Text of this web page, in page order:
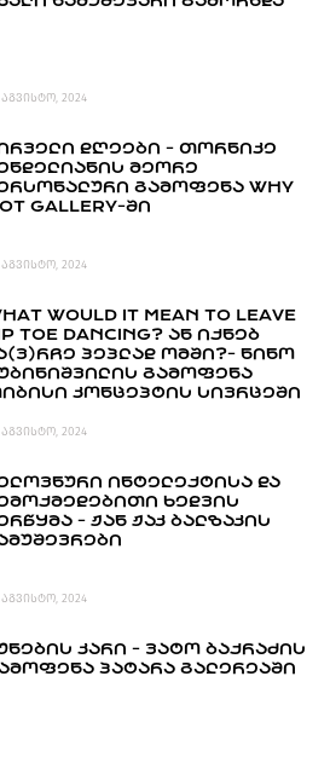
2024
ᲓᲦᲔᲔᲑᲘ - ᲗᲝᲠᲜᲘᲙᲔ
ᲛᲔᲝᲠᲔ
ᲒᲐᲛᲝᲤᲔᲜᲐ WHY
GALLERY-ᲨᲘ
2024
WOULD IT MEAN TO LEAVE
TOE DANCING? ᲐᲜ ᲘᲥᲜᲔᲑ
ᲞᲔᲞᲚᲐᲓ ᲝᲛᲨᲘ?- ᲜᲘᲜᲝ
ᲒᲐᲛᲝᲤᲔᲜᲐ
ᲙᲝᲜᲪᲔᲞᲢᲘᲡ ᲡᲘᲕᲠᲪᲔᲨᲘ
2024
ᲘᲜᲢᲔᲚᲔᲥᲢᲘᲡᲐ ᲓᲐ
ᲮᲔᲓᲕᲘᲡ
- ᲟᲐᲜ ᲟᲐᲙ ᲑᲐᲚᲖᲐᲙᲘᲡ
2024
ᲙᲐᲠᲘ - ᲕᲐᲢᲝ ᲑᲐᲥᲠᲐᲫᲘᲡ
ᲞᲐᲢᲐᲠᲐ ᲒᲐᲚᲔᲠᲔᲐᲨᲘ